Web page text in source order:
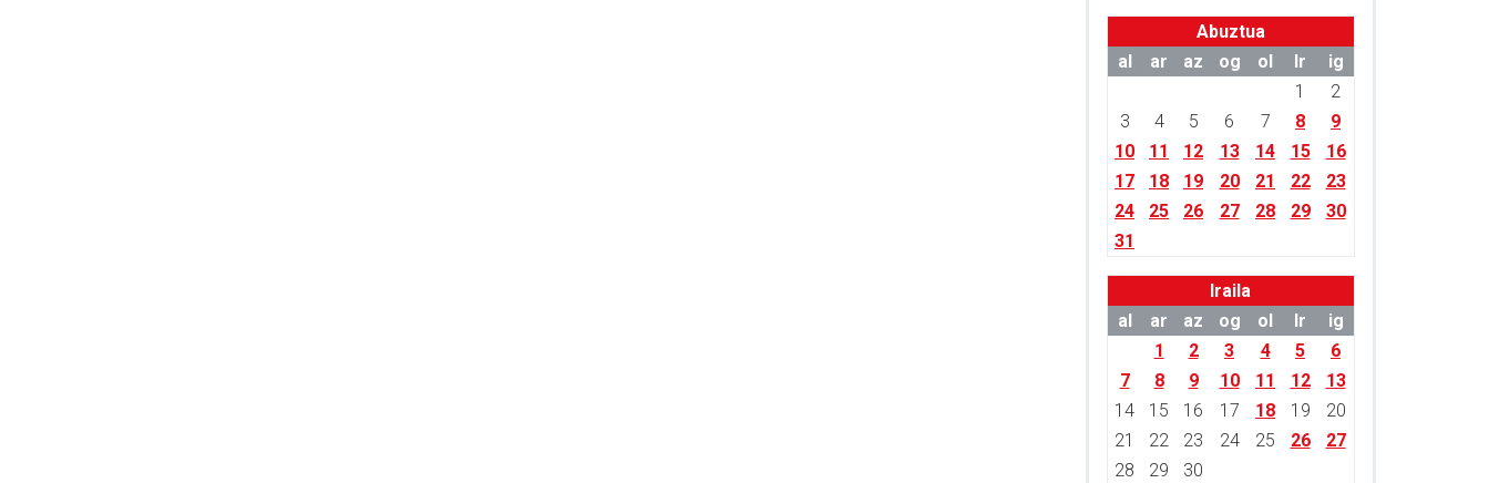
Abuztua
al
ar az og ol lr
ig
1
2
3
4 5 6 7 8
9
10
11 12 13 14 15
16
17
18 19 20 21 22
23
24
25 26 27 28 29
30
31
Iraila
al
ar az og ol lr
ig
1
2 3 4 5
6
7
8 9 10 11 12
13
14
15 16 17 18 19
20
21
22 23 24 25 26
27
28
29 30